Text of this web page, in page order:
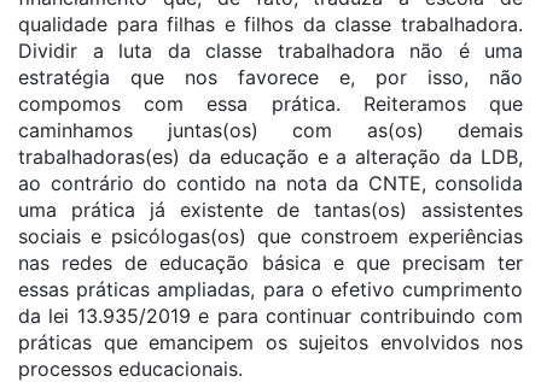
qualidade para filhas e filhos da classe trabalhadora.
Dividir a luta da classe trabalhadora não é uma
estratégia que nos favorece e, por isso, não
compomos com essa prática. Reiteramos que
caminhamos juntas(os) com as(os) demais
trabalhadoras(es) da educação e a alteração da LDB,
ao contrário do contido na nota da CNTE, consolida
uma prática já existente de tantas(os) assistentes
sociais e psicólogas(os) que constroem experiências
nas redes de educação básica e que precisam ter
essas práticas ampliadas, para o efetivo cumprimento
da lei 13.935/2019 e para continuar contribuindo com
práticas que emancipem os sujeitos envolvidos nos
processos educacionais.